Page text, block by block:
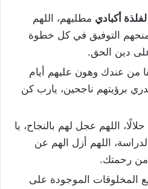
أكبادي مطلبهم، اللهم
التوفيق في كل خطوة
على دين الحق.
من عندك وهون عليهم أيام
برؤيتهم ناجحين، يارب كن
اللهم عجل لهم بالنجاح، يا
اللهم أزل الهم عن
من رحمتك.
المخلوقات الموجودة على